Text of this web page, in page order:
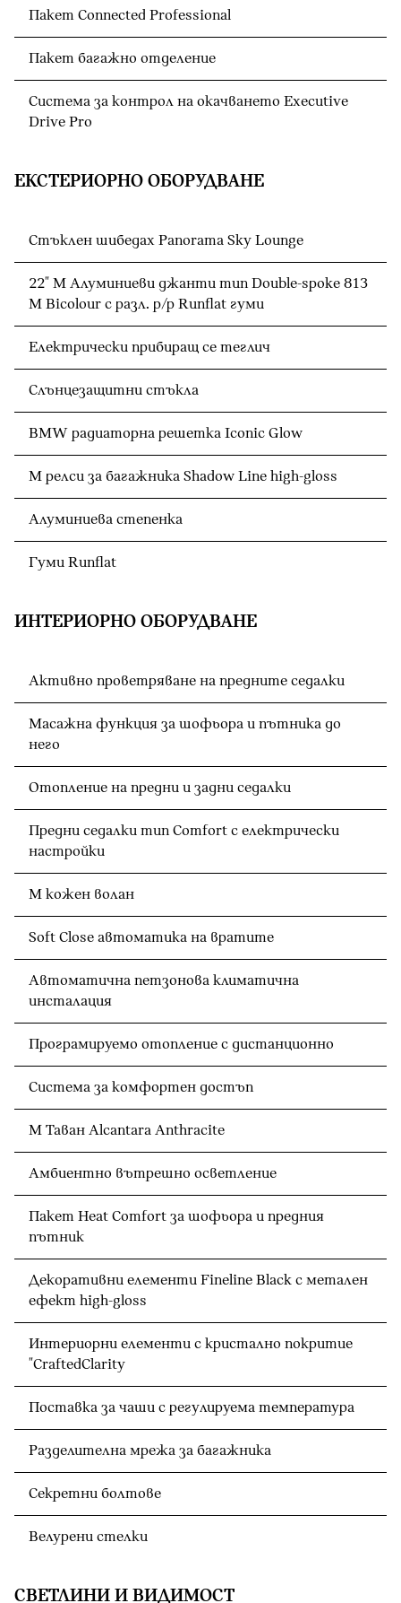
Пакет Connected Professional
Пакет багажно отделение
Система за контрол на окачването Executive
Drive Pro
ЕКСТЕРИОРНО ОБОРУДВАНЕ
Стъклен шибедах Panorama Sky Lounge
22" M Алуминиеви джанти тип Double-spoke 813
M Bicolour с разл. р/р Runflat гуми
Електрически прибиращ се теглич
Слънцезащитни стъкла
BMW радиаторна решетка Iconic Glow
M релси за багажника Shadow Line high-gloss
Алуминиева степенка
Гуми Runflat
ИНТЕРИОРНО ОБОРУДВАНЕ
Активно проветряване на предните седалки
Масажна функция за шофьора и пътника до
него
Отопление на предни и задни седалки
Предни седалки тип Comfort с електрически
настройки
M кожен волан
Soft Close автоматика на вратите
Автоматична петзонова климатична
инсталация
Програмируемо отопление с дистанционно
Система за комфортен достъп
M Таван Alcantara Anthracite
Амбиентно вътрешно осветление
Пакет Heat Comfort за шофьора и предния
пътник
Декоративни елементи Fineline Black с метален
ефект high-gloss
Интериорни елементи с кристално покритие
"CraftedClarity
Поставка за чаши с регулируема температура
Разделителна мрежа за багажника
Секретни болтове
Велурени стелки
СВЕТЛИНИ И ВИДИМОСТ